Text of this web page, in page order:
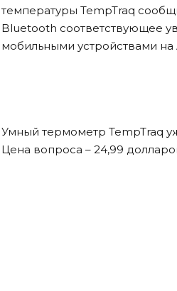
температуры TempTraq
Bluetooth соответствующее
мобильными устройствами на
Умный термометр TempTraq
Цена вопроса – 24,99